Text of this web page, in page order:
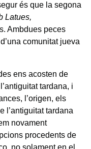
és que la segona
Latues,
Ambdues peces
comunitat jueva
ens acosten de
tardana, i
l’origen, els
l’antiguitat tardana
novament
procedents de